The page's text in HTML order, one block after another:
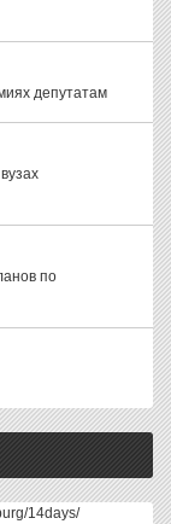
депутатам
по
14days/